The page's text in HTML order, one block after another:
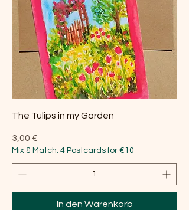
The Tulips in my Garden
Preis
3,00 €
Mix & Match: 4 Postcards for €10
In den Warenkorb